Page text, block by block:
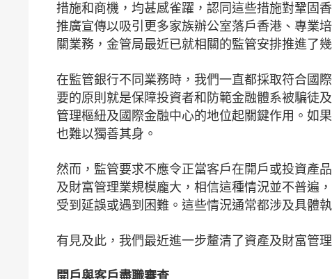
措施和商機，均甚感雀躍，認同這些措施對鞏固
推廣宣傳以吸引更多家族辦公室落戶香港、專業
關業務，金管局最近已就相關的監管安排推進了
在監管銀行不同業務時，我們一直都採取符合國
要的原則就是保障投資者和防範金融體系被騙徒
管理樞紐及國際金融中心的地位起關鍵作用。如
也難以獨善其身。
然而，監管要求不應令正當客戶在開戶或投資產
及財富管理業規模龐大，相信這種情況並不普遍
受到延誤或遇到困難。這些情況通常都涉及具體
有見及此，我們最近進一步釐清了資產及財富管
開戶與客戶盡職審查